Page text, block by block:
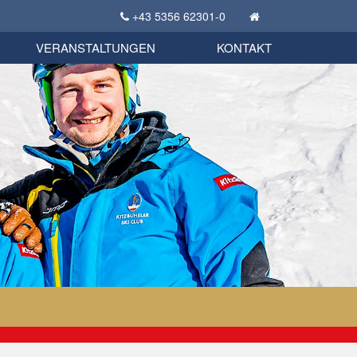
+43 5356 62301-0
KSC Sportgeschichte
Bekleidungsshop
VERANSTALTUNGEN KONTAKT